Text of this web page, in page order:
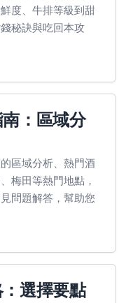
度、牛排等級到甜
秘訣與吃回本攻
：區域分
區域分析、熱門酒
梅田等熱門地點，
問題解答，幫助您
選擇要點